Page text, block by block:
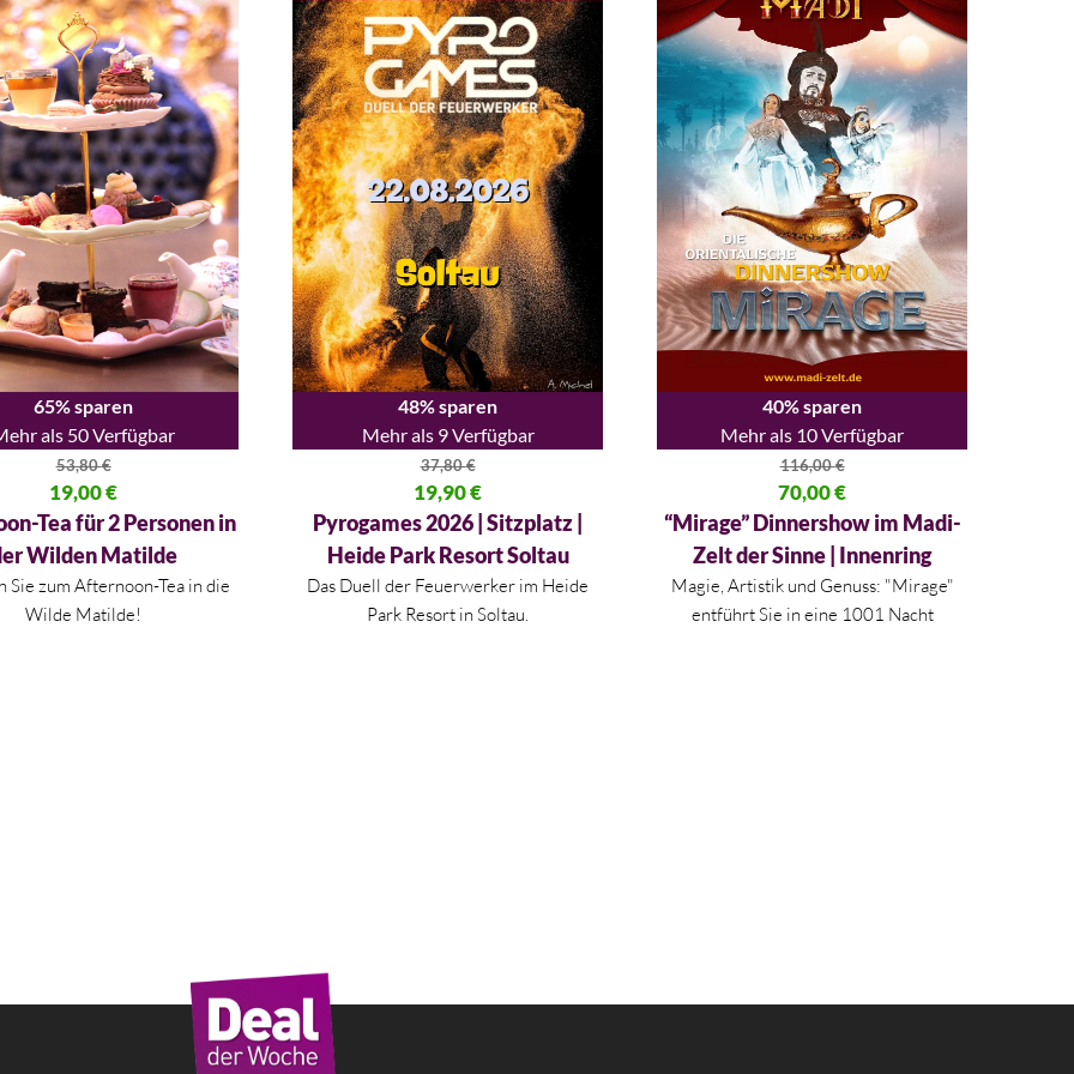
65% sparen
als 50 Verfügbar
53,80€
Preis war: 53,80 €
19,00€
Preis ist: 19,00 €.
Tea für 2 Personen in
Wilden Matilde
Sie zum Afternoon-Tea in die
Wilde Matilde!
48% sparen
Mehr als 9 Verfügbar
37,80€
Ursprünglicher Preis war: 37,80 €
19,90€
Aktueller Preis ist: 19,90 €.
Pyrogames 2026 | Sitzplatz |
Heide Park Resort Soltau
Das Duell der Feuerwerker im Heide
Park Resort in Soltau.
40% sparen
Mehr als 10 Verfügbar
116,00€
Ursprünglicher Preis war: 116,00 €
70,00€
Aktueller Preis ist: 70,00 €.
“Mirage” Dinnershow im Madi-
Zelt der Sinne | Innenring
Magie, Artistik und Genuss: "Mirage"
entführt Sie in eine 1001 Nacht